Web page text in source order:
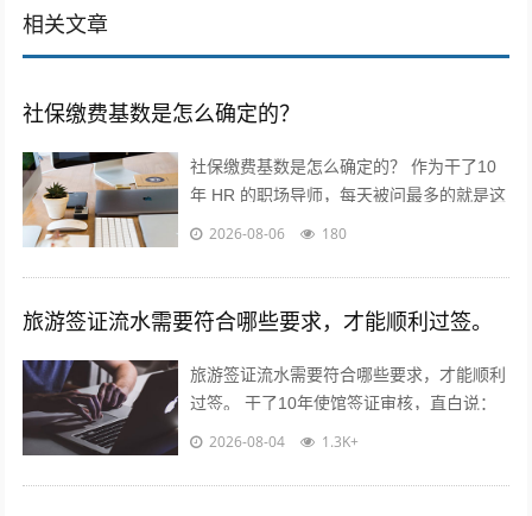
相关文章
社保缴费基数是怎么确定的？
社保缴费基数是怎么确定的？ 作为干了10
年 HR 的职场导师，每天被问最多的就是这
个问题！今天不讲官话，全是求职者能直接
2026-08-06 180
旅游签证流水需要符合哪些要求，才能顺利过签。
旅游签证流水需要符合哪些要求，才能顺利
过签。 干了10年使馆签证审核，直白说：
流水不是看你有多少钱，是看你“能不能正
2026-08-04 1.3K+